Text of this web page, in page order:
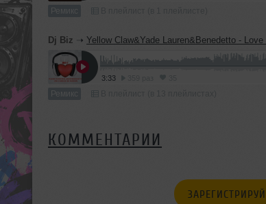
Ремикс
Dj Biz ➝ Yellow Claw&Yade Lauren&Benedetto - Love &
3:33
Ремикс
КОММЕНТАРИИ